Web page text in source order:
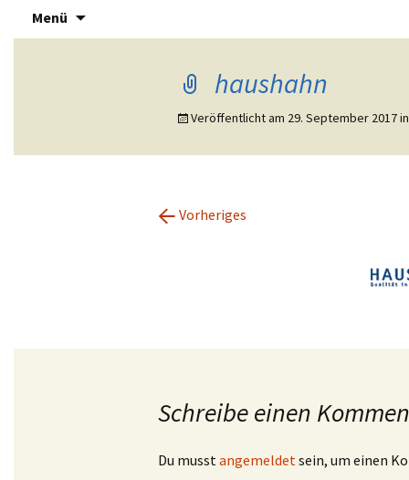
Immotreu
Menü
haushahn
Veröffentlicht am 29. September 2017
← Vorheriges
Schreibe einen
Du musstangemeldetsein, um einen